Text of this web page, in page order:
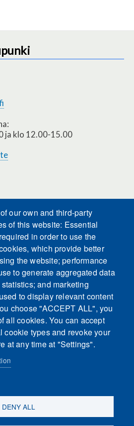
ja klo 12.00-15.00
because Embeds
not been accepted.
ALL COOKIES
Embeds cookies
our own and third-party
of this website: Essential
in order to use the
which provide better
the website; performance
to generate aggregated data
and marketing
to display relevant content
choose "ACCEPT ALL", you
all cookies. You can accept
cookie types and revoke your
at any time at "Settings".
DENY ALL